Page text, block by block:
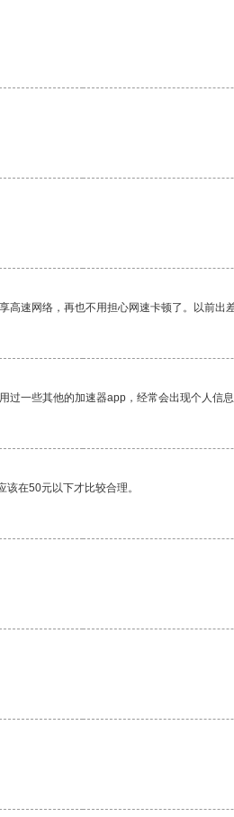
速网络，再也不用担心网速卡顿了。以前
一些其他的加速器app，经常会出现个人信息
在50元以下才比较合理。